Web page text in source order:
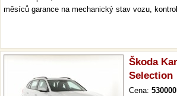
měsíců garance na mechanický stav vozu,
Škoda
Selection
Cena:530000